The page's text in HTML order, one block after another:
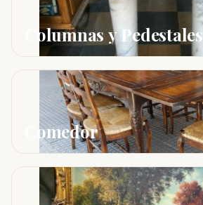
Columnas y Pedestales
Comedor